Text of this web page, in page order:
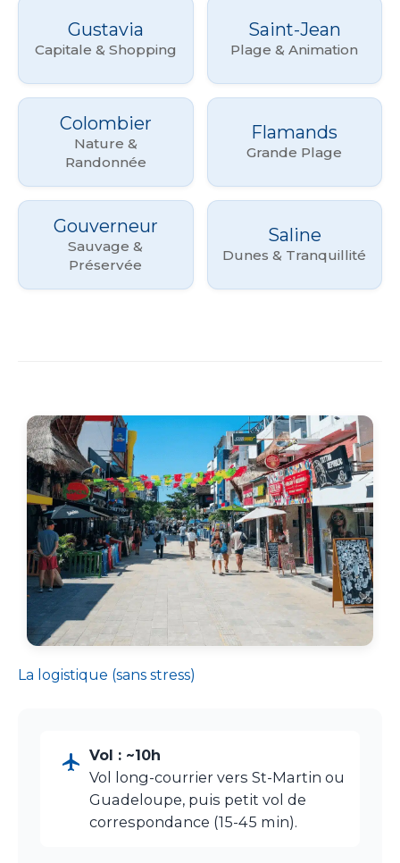
Gustavia
Capitale & Shopping
Saint-Jean
Plage & Animation
Colombier
Nature &
Randonnée
Flamands
Grande Plage
Gouverneur
Sauvage &
Préservée
Saline
Dunes & Tranquillité
La logistique (sans stress)
Vol : ~10h
Vol long-courrier vers St-Martin ou
Guadeloupe, puis petit vol de
correspondance (15-45 min).